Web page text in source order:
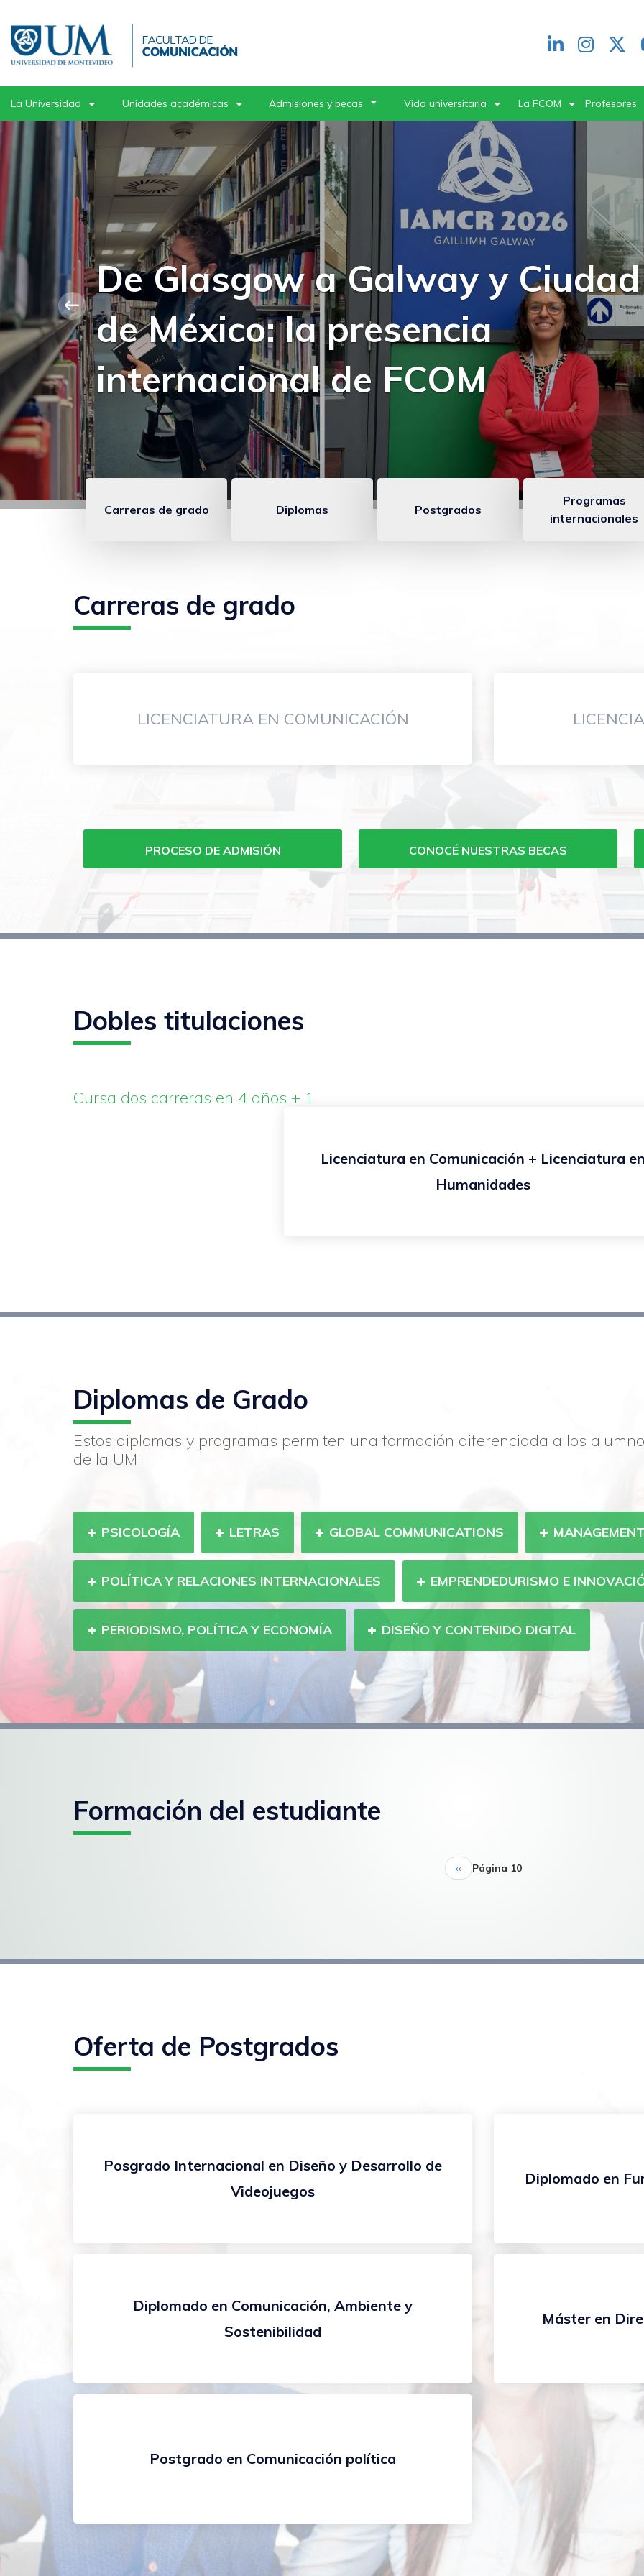
contenido
principal
Redes
header
La Universidad Unidades académicas Admisiones y becas Vida universitaria La FCOM Profesores
Postgrados FCOM inauguró un
ciclo de masterclasses con una
charla sobre comunicación
estratégica
Carreras de grado Diplomas Postgrados
Programas
internacionales
Carreras de grado
LICENCIATURA EN COMUNICACIÓN
carreras
grado
FCOM
PROCESO DE ADMISIÓN CONOCÉ NUESTRAS BECAS
Dobles titulaciones
Cursa dos carreras en 4 años + 1
Licenciatura en Comunicación + Licenciatura
Humanidades
Diplomas de Grado
Estos diplomas y programas permiten una formación diferenciada a los
de la UM:
PSICOLOGÍA LETRAS GLOBAL COMMUNICATIONS
POLÍTICA Y RELACIONES INTERNACIONALES EMPRENDEDURISMO E
PERIODISMO, POLÍTICA Y ECONOMÍA DISEÑO Y CONTENIDO DIGITAL
Formación del estudiante
Página
anterior
‹‹ Página 10
Oferta de Postgrados
Posgrado Internacional en Diseño y Desarrollo de
Videojuegos
Diplomado en
Diplomado en Comunicación, Ambiente y
Sostenibilidad
Máster en
Postgrado en Comunicación política